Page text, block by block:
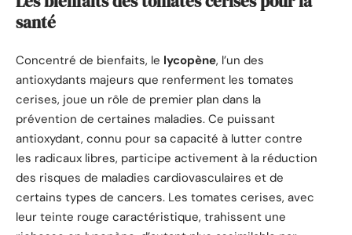
santé
Concentré de bienfaits, le lycopène, l’un des
antioxydants majeurs que renferment les tomates
cerises, joue un rôle de premier plan dans la
prévention de certaines maladies. Ce puissant
antioxydant, connu pour sa capacité à lutter contre
les radicaux libres, participe activement à la réduction
des risques de maladies cardiovasculaires et de
certains types de cancers. Les tomates cerises, avec
leur teinte rouge caractéristique, trahissent une